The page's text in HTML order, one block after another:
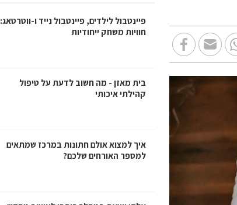
פיינטבול לילדים, פיינטבול נייד ו-ווטרטאג:
חוויות משחק ייחודיות
בית מאזן - מה חשוב לדעת על טיפול
קהילתי איכותי
איך למצוא אולם חתונות במרכז שמתאים
למספר האורחים שלכם?